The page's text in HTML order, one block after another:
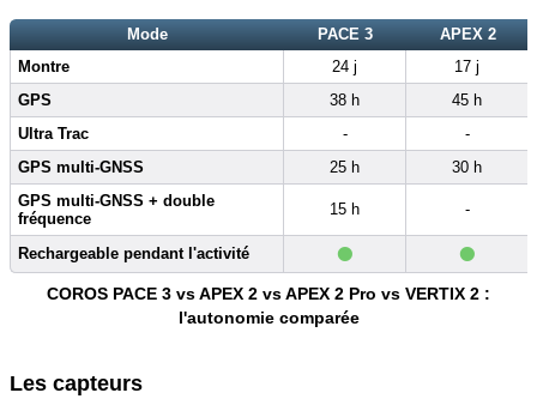
Mode PACE 3
APEX 2
Montre
24 j
17 j
GPS
38 h
45 h
Ultra Trac
-
-
GPS multi-GNSS
25 h
30 h
GPS multi-GNSS + double
fréquence
15 h -
Rechargeable pendant l'activité • •
COROS PACE 3 vs APEX 2 vs APEX 2 Pro vs VERTIX 2 :
l'autonomie comparée
Les capteurs